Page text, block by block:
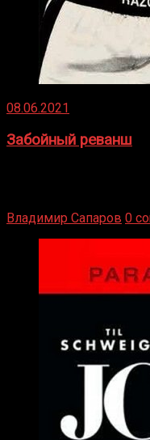
08.06.2021
Забойный реванш
Владимир Сапаров 0